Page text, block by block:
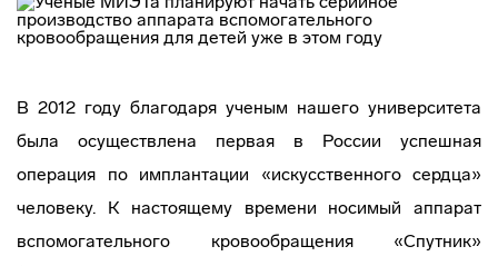
В 2012 году благодаря ученым нашего университета
была осуществлена первая в России успешная
операция по имплантации «искусственного сердца»
человеку. К настоящему времени носимый аппарат
вспомогательного кровообращения «Спутник»